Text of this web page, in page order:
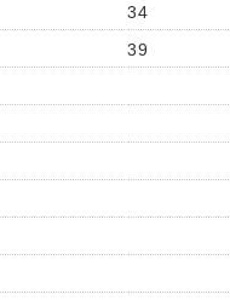
34
39